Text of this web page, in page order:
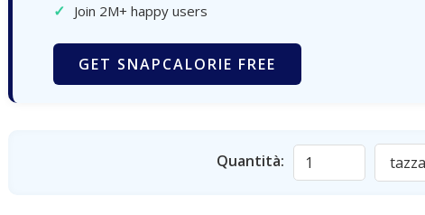
✓ Join 2M+ happy users
GET SNAPCALORIE FREE
Quantità: